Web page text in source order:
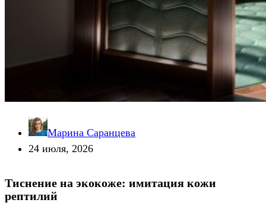
Марина Саранцева
24 июля, 2026
Тиснение на экокоже: имитация кожи
рептилий